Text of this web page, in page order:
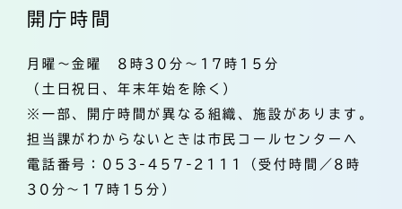
開庁時間
月曜～金曜 8時30分～17時15分
（土日祝日、年末年始を除く）
※一部、開庁時間が異なる組織、施設があります。
担当課がわからないときは市民コールセンターへ
電話番号：053-457-2111（受付時間／8時
30分～17時15分）